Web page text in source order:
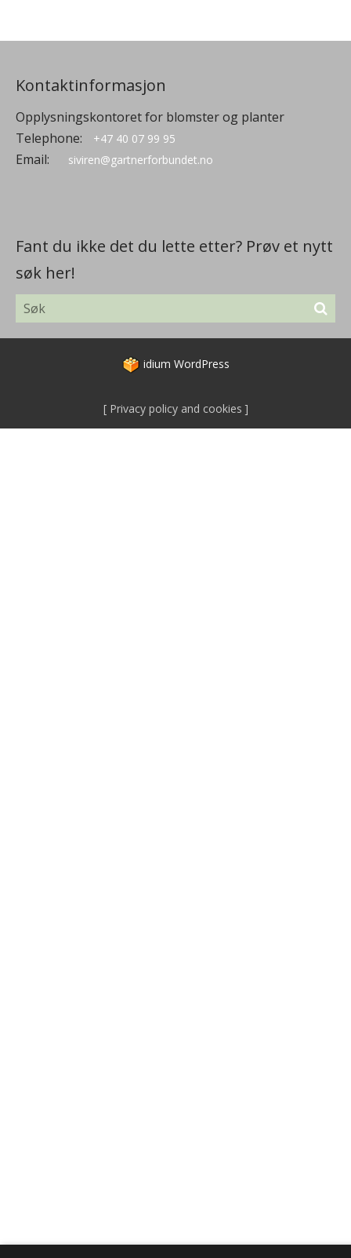
Kontaktinformasjon
Opplysningskontoret for blomster og planter
Telephone:
+47 40 07 99 95
Email: siviren@gartnerforbundet.no
Fant du ikke det du lette etter? Prøv et nytt
søk her!
idium WordPress
Privacy policy and cookies